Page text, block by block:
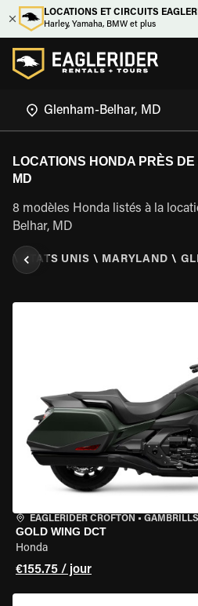
LOCATIONS ET CIRCUITS
Harley, Yamaha, BMW et plus
LOCATIONS HONDA PRÈS
MD
8 modèles Honda listés à la
Belhar, MD
ÉTATS UNIS \ MARYLAND \
EAGLERIDER CROFTON •
GOLD WING DCT
Honda
€155.75 / jour